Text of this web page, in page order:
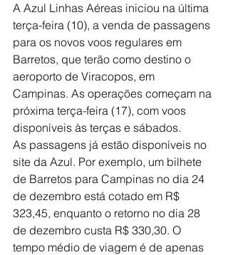
A Azul Linhas Aéreas iniciou na última
terça-feira (10), a venda de passagens
para os novos voos regulares em
Barretos, que terão como destino o
aeroporto de Viracopos, em
Campinas. As operações começam na
próxima terça-feira (17), com voos
disponíveis às terças e sábados.
As passagens já estão disponíveis no
site da Azul. Por exemplo, um bilhete
de Barretos para Campinas no dia 24
de dezembro está cotado em R$
323,45, enquanto o retorno no dia 28
de dezembro custa R$ 330,30. O
tempo médio de viagem é de apenas